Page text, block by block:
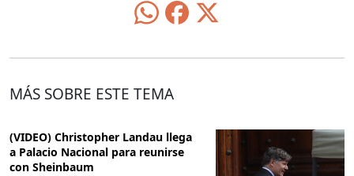
MÁS SOBRE ESTE TEMA
(VIDEO) Christopher Landau llega
a Palacio Nacional para reunirse
con Sheinbaum